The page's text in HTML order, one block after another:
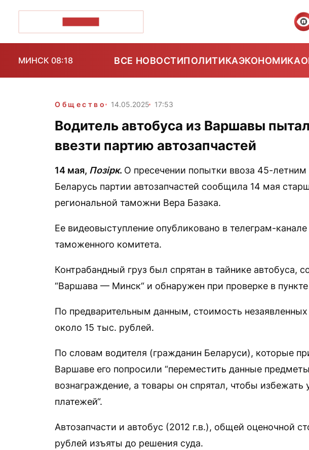
МИНСК 08:18 ВСЕ НОВОСТИПОЛИТИКАЭКОНОМИКА
Общество 14.05.2025 17:53
Водитель автобуса из Варшавы
ввезти партию автозапчастей
14 мая, Позірк. О пресечении попытки ввоза 45-летним
Беларусь партии автозапчастей сообщила 14 мая
региональной таможни Вера Базака.
Ее видеовыступление опубликовано в телеграм-канале
таможенного комитета.
Контрабандный груз был спрятан в тайнике автобуса,
“Варшава — Минск“ и обнаружен при проверке в пункте
По предварительным данным, стоимость незаявленных
около 15 тыс. рублей.
По словам водителя (гражданин Беларуси), которые
Варшаве его попросили “переместить данные
вознаграждение, а товары он спрятал, чтобы
платежей“.
Автозапчасти и автобус (2012 г.в.), общей оценочной
рублей изъяты до решения суда.